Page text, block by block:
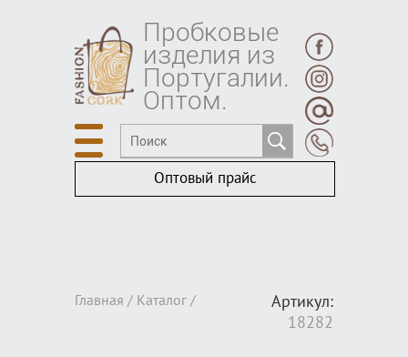
Пробковые
изделия из
Португалии.
Оптом.
Оптовый прайс
Главная / Каталог /
Артикул:
18282